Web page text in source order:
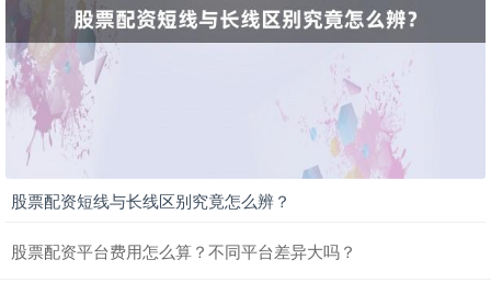
股票配资短线与长线区别究竟怎么辨？
股票配资平台费用怎么算？不同平台差异大吗？